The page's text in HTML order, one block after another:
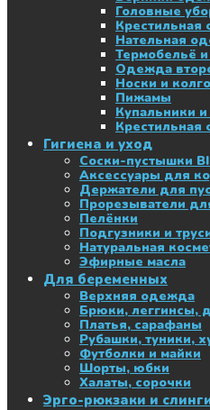
Головные
Нательная
Термобельё
Одежда
Носки и
Пижамы
Купальники
Гигиена и уход
Соски-пустышки
Аксессуары для
Держатели для
Прорезыватели
Пелёнки
Подгузники и
Натуральная
Эфирные масла
Для беременных
Верхняя одежда
Брюки, леггинсы,
Платья, сарафаны
Рубашки, туники,
Футболки и майки
Шорты, юбки
Халаты, сорочки
Эрго-рюкзаки и